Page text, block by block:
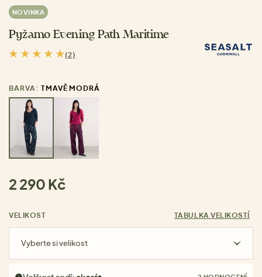
NOVINKA
Pyžamo Evening Path Maritime
(2)
BARVA: TMAVĚ MODRÁ
2 290 Kč
VELIKOST TABULKA VELIKOSTÍ
Vyberte si velikost